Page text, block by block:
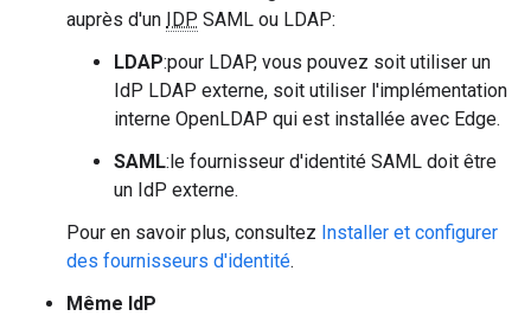
auprès d'un IDP SAML ou LDAP:
LDAP:pour LDAP, vous pouvez soit utiliser un
IdP LDAP externe, soit utiliser l'implémentation
interne OpenLDAP qui est installée avec Edge.
SAML:le fournisseur d'identité SAML doit être
un IdP externe.
Pour en savoir plus, consultez Installer et configurer
des fournisseurs d'identité.
Même IdP